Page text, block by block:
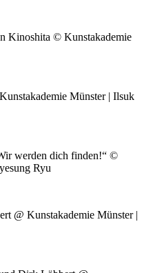
Kinoshita © Kunstakademie
Münster | Ilsuk
werden dich finden!“ ©
Ryu
@ Kunstakademie Münster |